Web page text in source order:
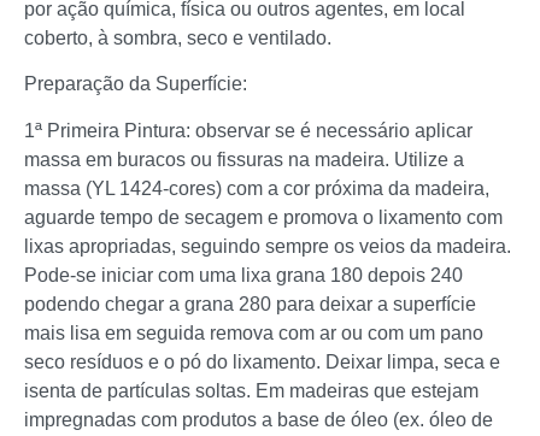
por ação química, física ou outros agentes, em local
coberto, à sombra, seco e ventilado.
Preparação da Superfície:
1ª Primeira Pintura: observar se é necessário aplicar
massa em buracos ou fissuras na madeira. Utilize a
massa (YL 1424-cores) com a cor próxima da madeira,
aguarde tempo de secagem e promova o lixamento com
lixas apropriadas, seguindo sempre os veios da madeira.
Pode-se iniciar com uma lixa grana 180 depois 240
podendo chegar a grana 280 para deixar a superfície
mais lisa em seguida remova com ar ou com um pano
seco resíduos e o pó do lixamento. Deixar limpa, seca e
isenta de partículas soltas. Em madeiras que estejam
impregnadas com produtos a base de óleo (ex. óleo de